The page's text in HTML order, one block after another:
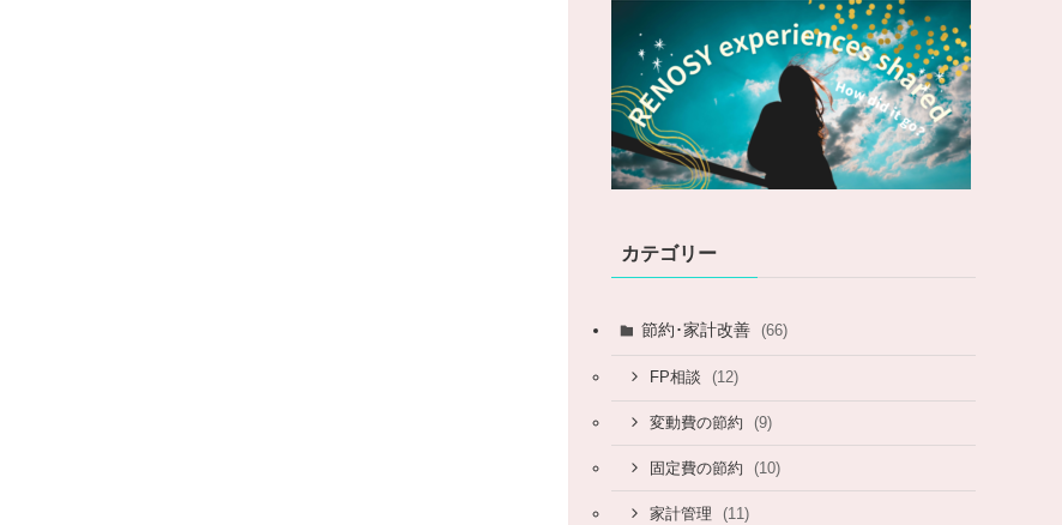
カテゴリー
節約･家計改善 (66)
FP相談 (12)
変動費の節約 (9)
固定費の節約 (10)
家計管理 (11)